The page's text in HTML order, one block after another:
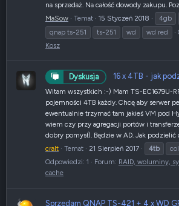
na sprzedaż. Na całość dowody zakupu.
MaSow
Temat 15 Styczeń 2018 4gb
qnap ts-251
ts-251 wd wd red
Kosz
Dyskusja 16 x 4TB - jak
Witam wszystkich :-) Mam TS-EC1679U-
pojemności 4TB każdy. Chcę aby serwer
ewentualnie trzymać tam jakieś VM pod
wiem czy przy agregacji portów i
dobry pomysł). Będzie w AD. Jak podzielić
cralt
Temat 21 Sierpień 2017 4tb
Odpowiedzi: 1
Forum: RAID, woluminy,
cache
Sprzedam QNAP TS-421 + 4 x WD